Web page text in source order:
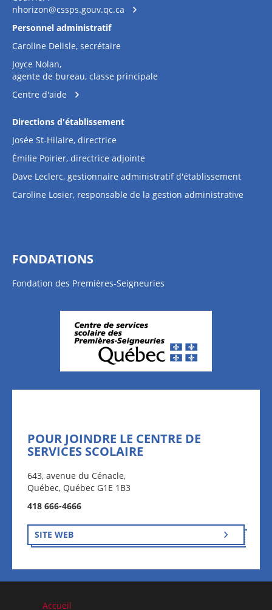
nhorizon@cssps.gouv.qc.ca
Personnel administratif
Caroline Delisle, secrétaire
Joyce Nolan,
agente de bureau, classe principale
Centre d'aide
Directions d'établissement
Josée St-Hilaire, directrice
Émilie Poirier, directrice adjointe
Dave Leclerc, gestionnaire administratif d'établissement
Caroline Losier, responsable de la gestion administrative
FONDATIONS
Fondation des Premières-Seigneuries
POUR JOINDRE LE CENTRE DE
SERVICES SCOLAIRE
643, avenue du Cénacle,
Québec, Québec G1E 1B3
418 666-4666
SITE WEB
Accueil